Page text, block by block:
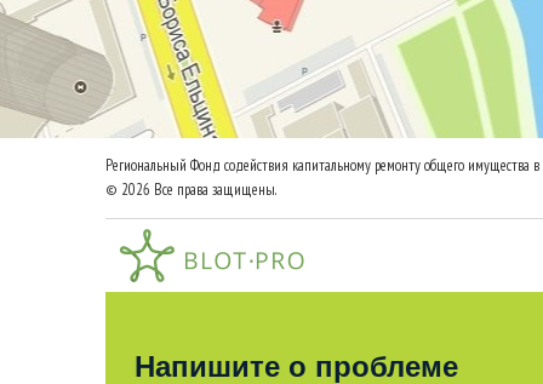
Региональный Фонд содействия капитальному ремонту общего имущества
© 2026 Все права защищены.
Напишите о проблеме